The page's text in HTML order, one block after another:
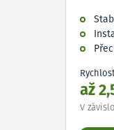
Rychlost
až
V